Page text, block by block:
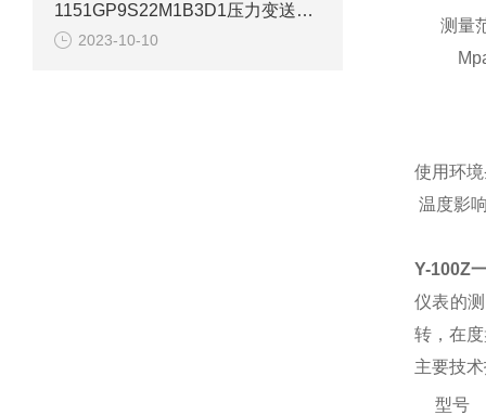
1151GP9S22M1B3D1压力变送器上海自动化仪表一厂
2023-10-10
测量
使用环
温度影
Y-100Z
仪表的
转，在
主要技
型号